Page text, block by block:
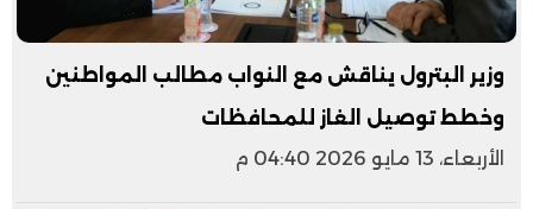
وزير البترول يناقش مع النواب مطالب المواطنين
وخطط توصيل الغاز للمحافظات
الأربعاء، 13 مايو 2026 04:40 م